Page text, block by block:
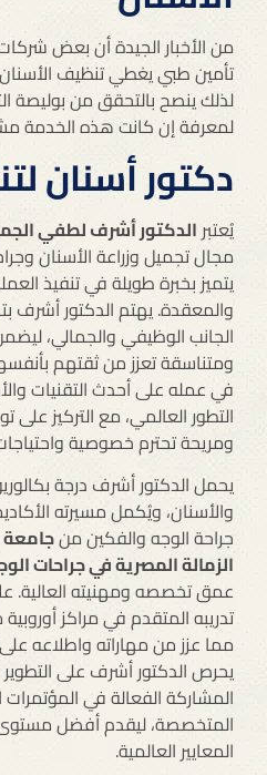
من الأخبار الجيدة أن بعض
تأمين طبي يغطي تنظيف
لذلك ينصح بالتحقق من بوليصة
لمعرفة إن كانت هذه الخدمة
دكتور أسنان
يُعتبر الدكتور أشرف لطفي
مجال تجميل وزراعة الأسنان
يتميز بخبرة طويلة في تنفيذ
والمعقدة. يهتم الدكتور أشرف
الجانب الوظيفي والجمالي،
ومتناسقة تعزز من ثقتهم
في عمله على أحدث التقنيات
التطور العالمي، مع التركيز على
ومريحة تحترم خصوصية
يحمل الدكتور أشرف درجة
والأسنان، ويُكمل مسيرته
جراحة الوجه والفكين منجامعة
الزمالة المصرية في جراحات
عمق تخصصه ومهنيته العالية.
تدريبه المتقدم في مراكز
مما عزز من مهاراته واطلاعه على
يحرص الدكتور أشرف على
المشاركة الفعالة في
المتخصصة، ليقدم أفضل
المعايير العالمية.